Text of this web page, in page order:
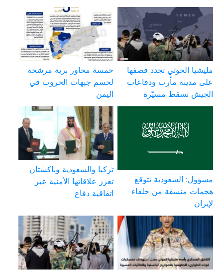
مليشيا الحوثي تجدد قصفها
على مدينة مأرب ودفاعات
الجيش تسقط مسيّرة
خمسة محاور برية مرشحة
لحسم جبهات الحروب في
اليمن
مسؤول: السعودية تتوقع
هجمات منسقة من حلفاء
لإيران
تركيا والسعودية وباكستان
تعزز علاقاتها الأمنية عبر
اتفاقية دفاع